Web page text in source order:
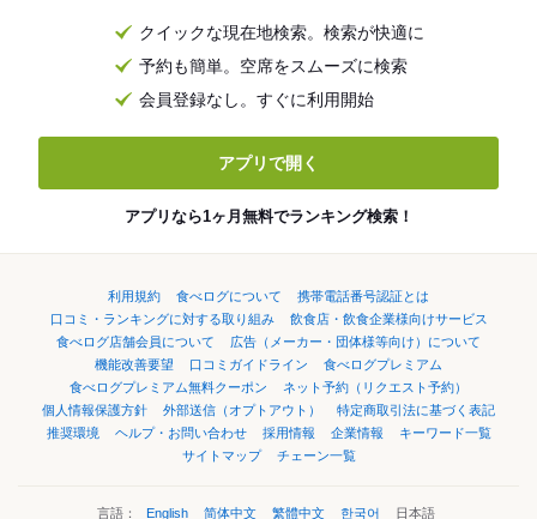
クイックな現在地検索。検索が快適に
予約も簡単。空席をスムーズに検索
会員登録なし。すぐに利用開始
アプリで開く
アプリなら1ヶ月無料でランキング検索！
利用規約 食べログについて
携帯電話番号認証とは
口コミ・ランキングに対する取り組み
飲食店・飲食企業様向けサービス
食べログ店舗会員について
広告（メーカー・団体様等向け）について
機能改善要望
口コミガイドライン
食べログプレミアム
食べログプレミアム無料クーポン
ネット予約（リクエスト予約）
個人情報保護方針
外部送信（オプトアウト）
特定商取引法に基づく表記
推奨環境
ヘルプ・お問い合わせ 採用情報 企業情報
キーワード一覧
サイトマップ
チェーン一覧
言語： English 简体中文 繁體中文 한국어 日本語